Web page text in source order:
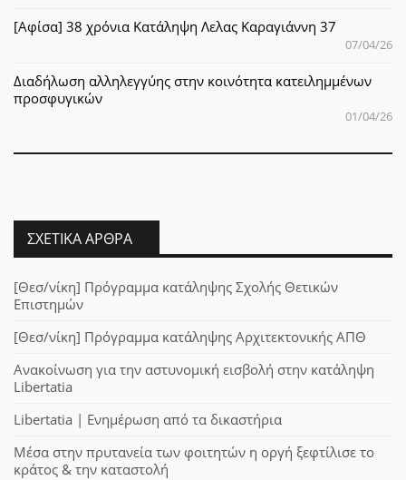
[Αφίσα] 38 χρόνια Κατάληψη Λελας Καραγιάννη 37
07/04/26
Διαδήλωση αλληλεγγύης στην κοινότητα κατειλημμένων
προσφυγικών
01/04/26
ΣΧΕΤΙΚΆ ΆΡΘΡΑ
[Θεσ/νίκη] Πρόγραμμα κατάληψης Σχολής Θετικών
Επιστημών
[Θεσ/νίκη] Πρόγραμμα κατάληψης Αρχιτεκτονικής ΑΠΘ
Ανακοίνωση για την αστυνομική εισβολή στην κατάληψη
Libertatia
Libertatia | Ενημέρωση από τα δικαστήρια
Μέσα στην πρυτανεία των φοιτητών η οργή ξεφτίλισε το
κράτος & την καταστολή